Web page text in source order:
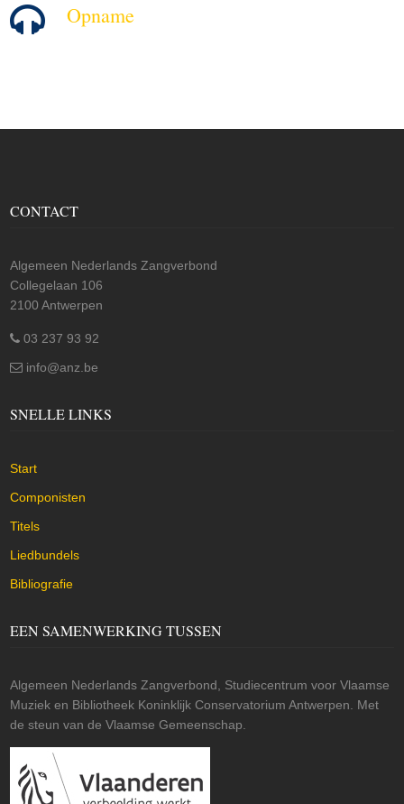
Opname
CONTACT
Algemeen Nederlands Zangverbond
Collegelaan 106
2100 Antwerpen
03 237 93 92
info@anz.be
SNELLE LINKS
Start
Componisten
Titels
Liedbundels
Bibliografie
EEN SAMENWERKING TUSSEN
Algemeen Nederlands Zangverbond, Studiecentrum voor Vlaamse
Muziek en Bibliotheek Koninklijk Conservatorium Antwerpen. Met
de steun van de Vlaamse Gemeenschap.